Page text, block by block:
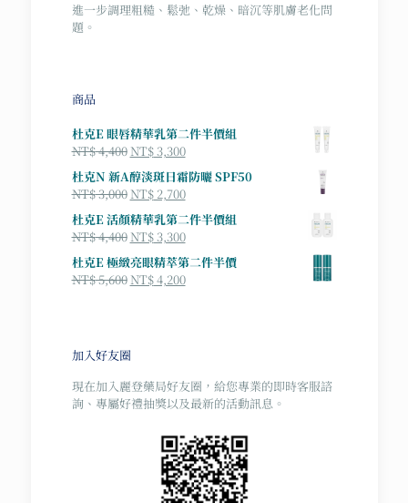
進一步調理粗糙、鬆弛、乾燥、暗沉等肌膚老化問
題。
商品
杜克E 眼唇精華乳第二件半價組
NT$4,400原
始
價
格：
NT$ 4,400。
NT$3,300目
前
價
格：
NT$ 3,300。
杜克N 新A醇淡斑日霜防曬 SPF50
NT$3,000原
始
價
格：
NT$ 3,000。
NT$2,700目
前
價
格：
NT$ 2,700。
杜克E 活顏精華乳第二件半價組
NT$4,400原
始
價
格：
NT$3,300目
前
價
格：
杜克E 極緻亮眼精萃第二件半價
NT$5,600原
NT$ 5,600。
NT$4,200目
加入好友圈
現在加入麗登藥局好友圈，給您專業的即時客服諮
詢、專屬好禮抽獎以及最新的活動訊息。